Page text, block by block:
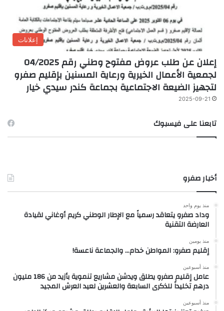
إعلانات
إعلان عن طلب عروض مفتوح وطني رقم 04/2025
لجمعية الأعمال الخيرية ورعاية المسنين بإقليم صفرو
لتجهيز الضيعة الاجتماعية بجماعة كندر سيدي خيار
2025-09-21
تابعنا على فيسبوك
أخبار صفرو
منذ يوم واحد
وداد صفرو يتعاقد رسمياً مع الإطار الوطني كريم أوغاني لقيادة
العارضة التقنية
منذ يومين
إقليم صفرو: المواطن خدام… والجماعة ناعسة!
منذ أسبوعين
عامل إقليم صفرو يطلق ويدشن مشاريع تنموية بأزيد من 186 مليون
درهم تخليداً للذكرى السابعة والعشرين لعيد العرش المجيد
منذ أسبوعين